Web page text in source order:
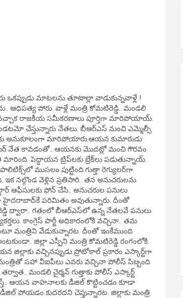
మాటలను తూటాల్లా వాడుకున్నవాళ్లే !
ఆధిపత్య పోరు. వాళ్లే మంత్రి కోమటిరెడ్డి.. మండలి
వచ్చాక రాజకీయ సమీకరణాలు పూర్తిగా మారిపోయాయ్.
చేస్తున్నారు నేతలు. బీఆర్ఎస్ నుంచి ఎమ్మెల్సీ
అనుకూలంగా మారిపోయారు.ఆయన కుమారుడు
నేత కావడంతో.. ఆయనకు మొదట్లో మంచి గౌరవం
మారింది. పెద్దాయన ట్రిప్‌లకు బ్రేక్‌లు పడుతున్నాయ్.
ముసలం పుట్టింది.గుత్తా రెగ్యులర్‌గా
నల్గొండ వెళ్లిన ప్రతిసారి.. తన అనుచరులను
ఆఫీసులకు ఫోన్‌ చేసి.. అనుచరుల పనులు
హైదరాబాద్‌కే పరిమితం అవుతున్నారు. దీంతో
ద్వారా.. గతంలో బీఆర్ఎస్‌లో ఉన్న నేతలవే పనులు
కాంగ్రెస్ పార్టీ అధికారంలోకి వచ్చినా.. తమ
మంత్రిని వేడుకున్నారట. దీంతో ఇంకేముంది
జిల్లా ఎస్పీని మంత్రి కోమటిరెడ్డి రంగంలోకి
జిల్లాకు వచ్చినప్పుడు ప్రోటోకాల్ ప్రకారం ఎస్కార్ట్‌గా
సహా వీఐపీలు ఎవరు వచ్చినా పోలీస్ సిబ్బంది
మండలి చైర్మన్ గుత్తాకు పోలీస్ ఎస్కార్ట్
ఆయన వాహనాలకు డీజిల్ కొట్టించడం కూడా
పోయడం కుదరదని చెప్తున్నారట. జిల్లాకు మంత్రి